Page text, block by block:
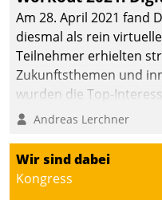
Lösungen mit hohem
Zukunftspotenzial.
Am 28. April 2021 fand
diesmal als rein
Teilnehmer erhielten
Zukunftsthemen und
wurden die Top-
Andreas Lerchner
Wir sind dabei
Kongress